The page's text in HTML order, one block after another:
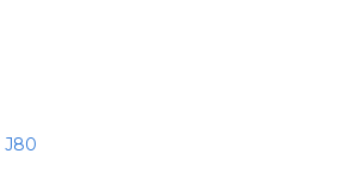
J80